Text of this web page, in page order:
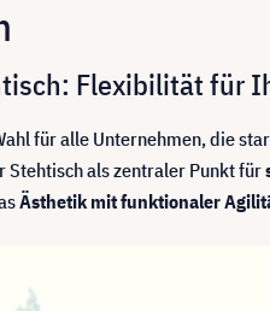
Flexibilität für
für alle Unternehmen, die
als zentraler Punkt für
Ästhetik mit funktionaler